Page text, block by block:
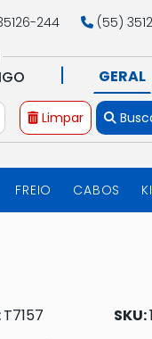
244
(55)
| GERAL
Limpar
FREIO CABOS
T7157 SKU: